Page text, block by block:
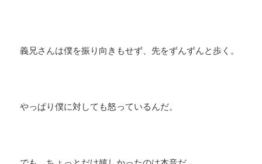
義兄さんは僕を振り向きもせず、先をずんずんと歩く。
やっぱり僕に対しても怒っているんだ。